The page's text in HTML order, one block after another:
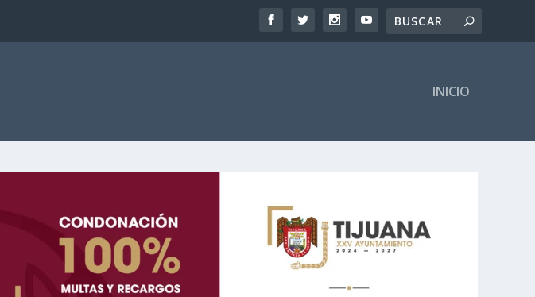
INICIO